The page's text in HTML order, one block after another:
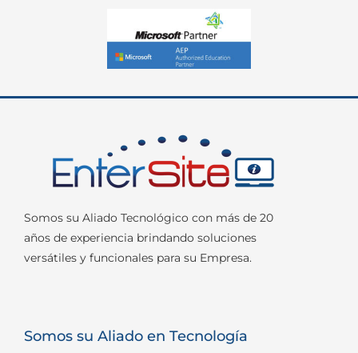
Somos su Aliado Tecnológico con más de 20
años de experiencia brindando soluciones
versátiles y funcionales para su Empresa.
Somos su Aliado en Tecnología